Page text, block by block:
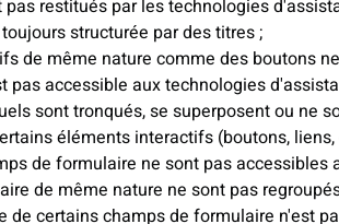
restitués par les technologies
structurée par des titres ;
de même nature comme des boutons
pas accessible aux technologies
sont tronqués, se superposent ou ne
éléments interactifs (boutons,
de formulaire ne sont pas accessibles
de même nature ne sont pas
de certains champs de formulaire n'est